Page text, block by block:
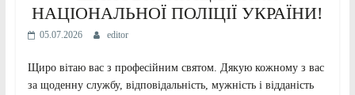
НАЦІОНАЛЬНОЇ ПОЛІЦІЇ УКРАЇНИ!
05.07.2026 editor
Щиро вітаю вас з професійним святом. Дякую кожному з вас
за щоденну службу, відповідальність, мужність і відданість